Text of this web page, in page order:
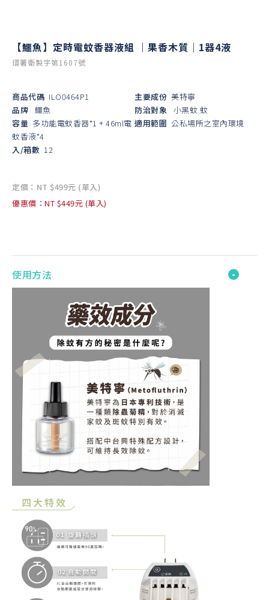
【鱷魚】定時電蚊香器液組 ｜果香木質｜1器4液
環署衛製字第1607號
商品代碼 ILO0464P1
品牌 鱷魚
容量 多功能電蚊香器*1 + 46ml電
蚊香液*4
入/箱數 12
主要成份 美特寧
防治對象 小黑蚊 蚊
適用範圍 公私場所之室內環境
定價：NT $499元 (單入)
優惠價：NT $449元 (單入)
使用方法